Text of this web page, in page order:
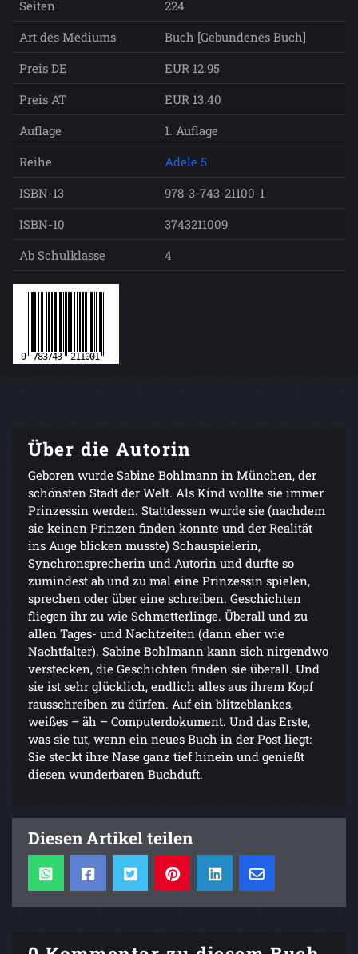
Seiten
224
Art des Mediums
Buch [Gebundenes Buch]
Preis DE
EUR 12.95
Preis AT
EUR 13.40
Auflage
1. Auflage
Reihe
Adele 5
ISBN-13
978-3-743-21100-1
ISBN-10
3743211009
Ab Schulklasse
4
Über die Autorin
Geboren wurde Sabine Bohlmann in München, der
schönsten Stadt der Welt. Als Kind wollte sie immer
Prinzessin werden. Stattdessen wurde sie (nachdem
sie keinen Prinzen finden konnte und der Realität
ins Auge blicken musste) Schauspielerin,
Synchronsprecherin und Autorin und durfte so
zumindest ab und zu mal eine Prinzessin spielen,
sprechen oder über eine schreiben. Geschichten
fliegen ihr zu wie Schmetterlinge. Überall und zu
allen Tages- und Nachtzeiten (dann eher wie
Nachtfalter). Sabine Bohlmann kann sich nirgendwo
verstecken, die Geschichten finden sie überall. Und
sie ist sehr glücklich, endlich alles aus ihrem Kopf
rausschreiben zu dürfen. Auf ein blitzeblankes,
weißes – äh – Computerdokument. Und das Erste,
was sie tut, wenn ein neues Buch in der Post liegt:
Sie steckt ihre Nase ganz tief hinein und genießt
diesen wunderbaren Buchduft.
Diesen Artikel teilen